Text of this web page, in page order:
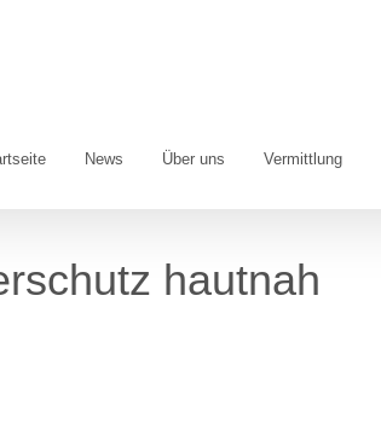
News Über uns Vermittlung
hautnah